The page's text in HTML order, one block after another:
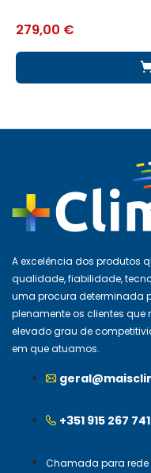
279,00 €
A excelência dos produtos
qualidade, fiabilidade,
uma procura determinada
plenamente os clientes
elevado grau de
em que atuamos.
+351 915 267 741
Chamada para